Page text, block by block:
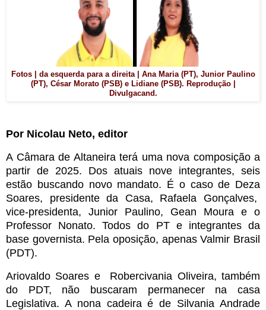
Fotos | da esquerda para a direita | Ana Maria (PT), Junior Paulino
(PT), César Morato (PSB) e Lidiane (PSB). Reprodução |
Divulgacand.
Por Nicolau Neto, editor
A Câmara de Altaneira terá uma nova composição a
partir de 2025. Dos atuais nove integrantes, seis
estão buscando novo mandato. É o caso de Deza
Soares, presidente da Casa, Rafaela Gonçalves,
vice-presidenta, Junior Paulino, Gean Moura e o
Professor Nonato. Todos do PT e integrantes da
base governista. Pela oposição, apenas Valmir Brasil
(PDT).
Ariovaldo Soares e Robercivania Oliveira, também
do PDT, não buscaram permanecer na casa
Legislativa. A nona cadeira é de Silvania Andrade